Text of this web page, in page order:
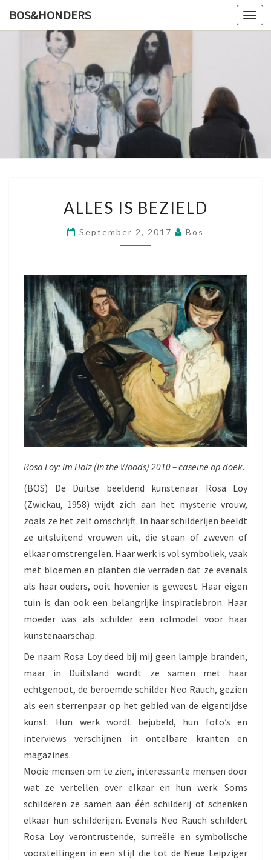
BOS&HONDERS
Kunstlog
L
E
S
S
B
E
Z
I
L
D
ALLES IS BEZIELD
September 2, 2017 Bos
Rosa Loy: Im Holz (In the Woods) 2010 – caseïne op doek.
(BOS) De Duitse beeldend kunstenaar Rosa Loy
(Zwickau, 1958) wijdt zich aan het mysterie vrouw,
zoals ze het zelf omschrijft. In haar schilderijen beeldt
ze uitsluitend vrouwen uit, die staan of zweven of
elkaar omstrengelen. Haar werk is vol symboliek, vaak
met bloemen en planten die verraden dat ze evenals
als haar ouders, ooit hovenier is geweest. Haar eigen
tuin is dan ook een belangrijke inspiratiebron. Haar
moeder was als schilder een rolmodel voor haar
kunstenaarschap.
De naam Rosa Loy deed bij mij geen lampje branden,
maar in Duitsland wordt ze samen met haar
echtgenoot, de beroemde schilder Neo Rauch, gezien
als een sterrenpaar op het gebied van de eigentijdse
kunst. Hun werk wordt bejubeld, hun foto’s en
interviews verschijnen in ontelbare kranten en
magazines.
Mooie mensen om te zien, interessante mensen door
wat ze vertellen over elkaar en hun werk. Soms
schilderen ze samen aan één schilderij of schenken
elkaar hun schilderijen. Evenals Neo Rauch schildert
Rosa Loy verontrustende, surreële en symbolische
voorstellingen in een stijl die tot de Neue Leipziger